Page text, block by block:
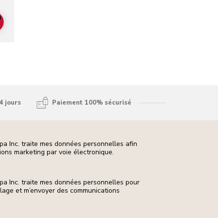
TO CART
jours Paiement 100% sécurisé
Inc. traite mes données personnelles afin
marketing par voie électronique.
Inc. traite mes données personnelles pour
et m’envoyer des communications